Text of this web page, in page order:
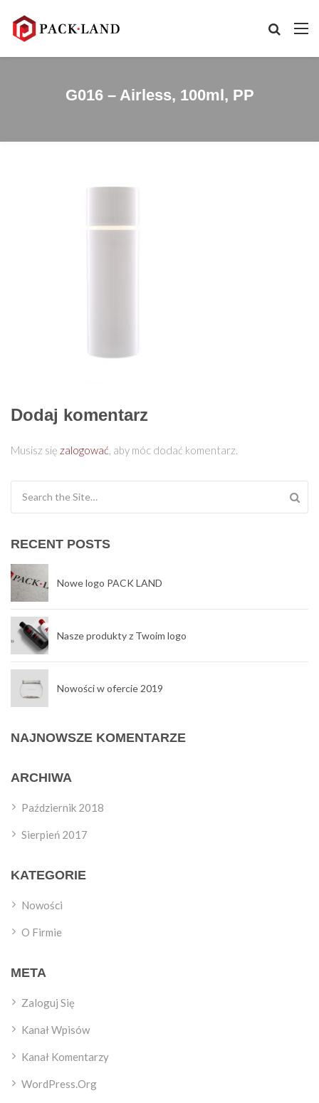
G016 – Airless, 100ml, PP
Dodaj komentarz
Musisz się zalogować, aby móc dodać komentarz.
RECENT POSTS
Nowe logo PACK LAND
Nasze produkty z Twoim logo
Nowości w ofercie 2019
NAJNOWSZE KOMENTARZE
ARCHIWA
Październik 2018
Sierpień 2017
KATEGORIE
Nowości
O Firmie
META
Zaloguj Się
Kanał Wpisów
Kanał Komentarzy
WordPress.org